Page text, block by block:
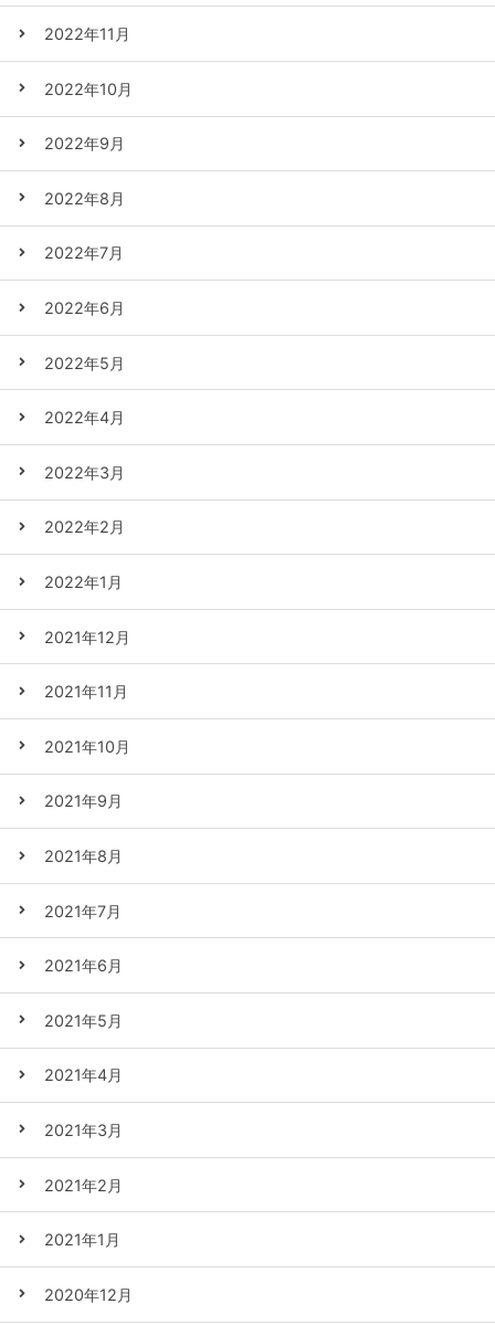
2022年11月
2022年10月
2022年9月
2022年8月
2022年7月
2022年6月
2022年5月
2022年4月
2022年3月
2022年2月
2022年1月
2021年12月
2021年11月
2021年10月
2021年9月
2021年8月
2021年7月
2021年6月
2021年5月
2021年4月
2021年3月
2021年2月
2021年1月
2020年12月